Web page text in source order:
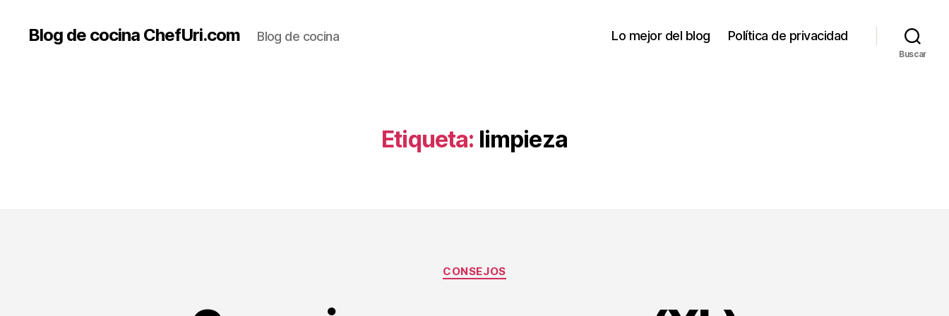
Blog de cocina ChefUri.com Blog de cocina Lo mejor del blog Política de privacidad
Buscar
Etiqueta: limpieza
Categorías
CONSEJOS